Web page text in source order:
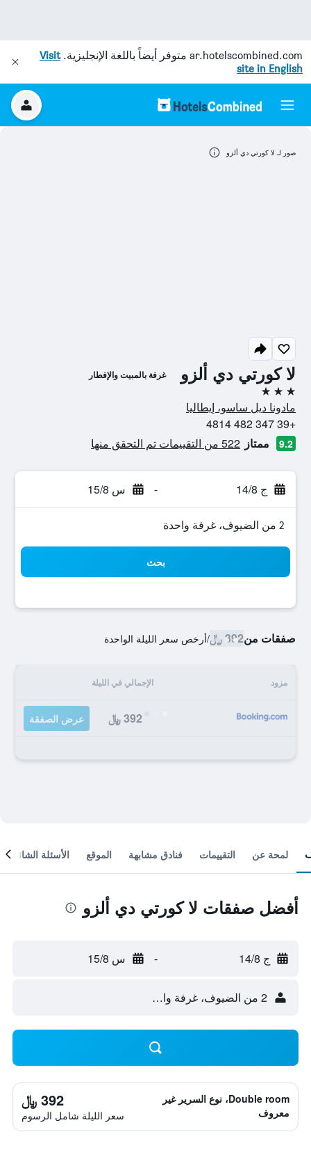
ar.hotelscombined.com متوفر أيضاً باللغة الإنجليزية.Visit
site in English
لا كورتي دي ألزو غرفة بالمبيت والإفطار
3 نجوم
مادونا ديل ساسو، إيطاليا
+39 347 482 4814
9.2 ممتاز 522 من التقييمات تم التحقق منها
ج 14/8 - س 15/8
2 من الضيوف، غرفة واحدة
بحث
صفقات من392 ﷼ /أرخص سعر الليلة الواحدة
مزود الإجمالي في الليلة
392 ﷼ عرض الصفقة
صور لـ لا كورتي دي ألزو
لمحة عن التقييمات فنادق مشابهة الموقع الأسئلة الشائعة
أفضل صفقات لا كورتي دي ألزو
ج 14/8 - س 15/8
2 من الضيوف، غرفة واحدة
Double room، نوع السرير غير
معروف
392 ﷼
سعر الليلة شامل الرسوم